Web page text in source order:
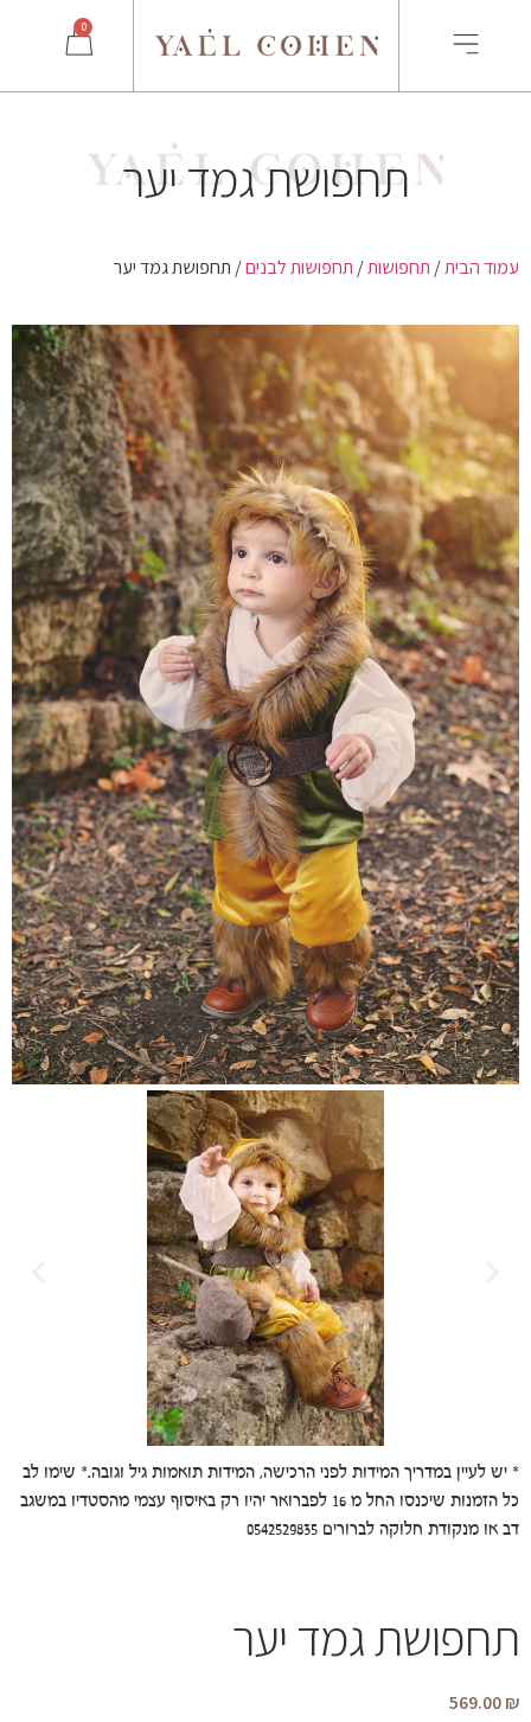
0
תחפושת גמד יער
עמוד הבית/ תחפושות/ תחפושות לבנים/ תחפושת גמד יער
* יש לעיין במדריך המידות לפני הרכישה, המידות תואמות גיל וגובה.* שימו לב
כל הזמנות שיכנסו החל מ 16 לפברואר יהיו רק באיסוף עצמי מהסטדיו במשגב
דב או מנקודת חלוקה לברורים 0542529835
תחפושת גמד יער
569.00₪